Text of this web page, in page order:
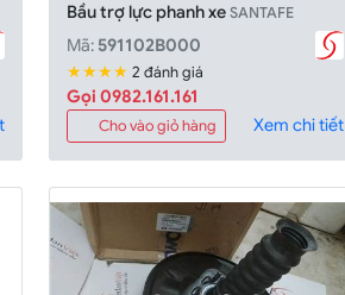
Bầu trợ lực phanh xeSANTAFE
Mã: 591102B000
★★★★ 2 đánh giá
Gọi 0982.161.161
Cho vào giỏ hàng Xem chi tiết